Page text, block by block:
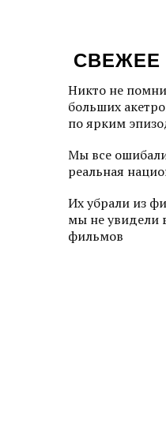
СВЕЖЕЕ
Никто не
больших
по ярким
Мы все
реальная
Их убрали из
мы не увидели
фильмов